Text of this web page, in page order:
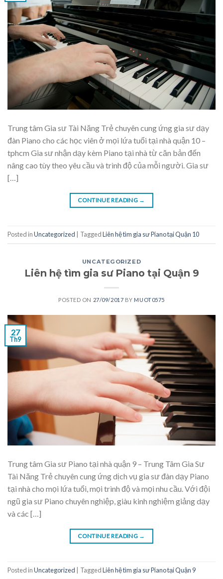
Trung tâm Gia sư Tài Năng Trẻ chuyên cung ứng gia sư dạy
đàn Piano cho các học viên ở mọi lứa tuổi tại nhà quận 10 –
tphcm Gia sư nhận dạy kèm Piano tại nhà từ căn bản đến
nâng cao tùy theo yêu cầu và trình độ của mỗi người. Gia sư
[…]
CONTINUE READING →
Posted inUncategorized TaggedLiên hệ tìm gia sư Piano tại Quận 10
UNCATEGORIZED
Liên hệ tìm gia sư Piano tại Quận 9
POSTED ON 27/09/2017 BY MUOT0575
27
Th9
Trung tâm Gia sư Piano tại nhà quận 9 – Trung Tâm Gia Sư
Tài Năng Trẻ chuyên cung ứng dịch vụ gia sư đàn dạy Piano
tại nhà cho mọi lứa tuổi, mọi trình độ và mọi nhu cầu. Với đội
ngũ gia sư Piano chuyên nghiệp, giàu kinh nghiệm giảng dạy
và các […]
CONTINUE READING →
Posted inUncategorized TaggedLiên hệ tìm gia sư Piano tại Quận 9